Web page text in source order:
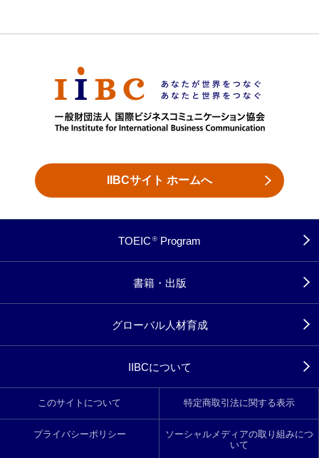
IIBCサイト ホームへ
TOEIC ® Program
書籍・出版
グローバル人材育成
IIBCについて
このサイトについて 特定商取引法に関する表示
プライバシーポリシー
ソーシャルメディアの取り組みにつ
いて